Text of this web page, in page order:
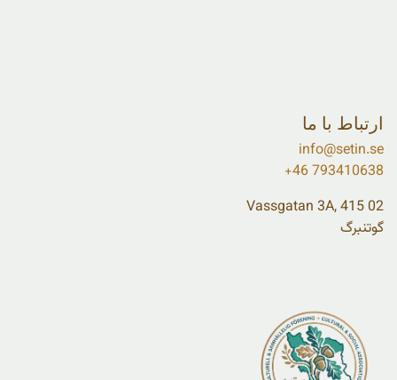
ارتباط با ما
info@setin.se
+46 793410638
Vassgatan 3A, 415 02
گوتنبرگ